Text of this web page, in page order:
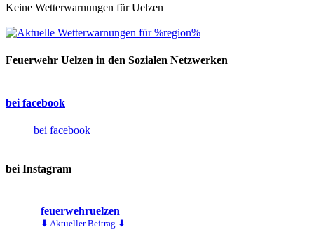
Keine Wetterwarnungen für Uelzen
Feuerwehr Uelzen in den Sozialen Netzwerken
bei facebook
bei facebook
bei Instagram
feuerwehruelzen
⬇ Aktueller Beitrag ⬇